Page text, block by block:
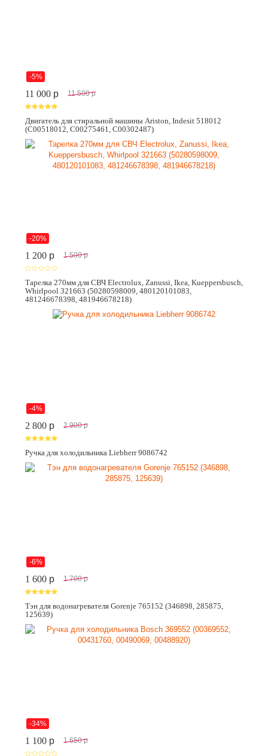
-5%
11 000 p 11 500 p
Двигатель для стиральной машины Ariston, Indesit 518012
(C00518012, C00275461, C00302487)
-20%
1 200 p 1 500 p
Тарелка 270мм для СВЧ Electrolux, Zanussi, Ikea, Kueppersbusch,
Whirlpool 321663 (50280598009, 480120101083,
481246678398, 481946678218)
-4%
2 800 p 2 900 p
Ручка для холодильника Liebherr 9086742
-6%
1 600 p 1 700 p
Тэн для водонагревателя Gorenje 765152 (346898, 285875,
125639)
-34%
1 100 p 1 650 p